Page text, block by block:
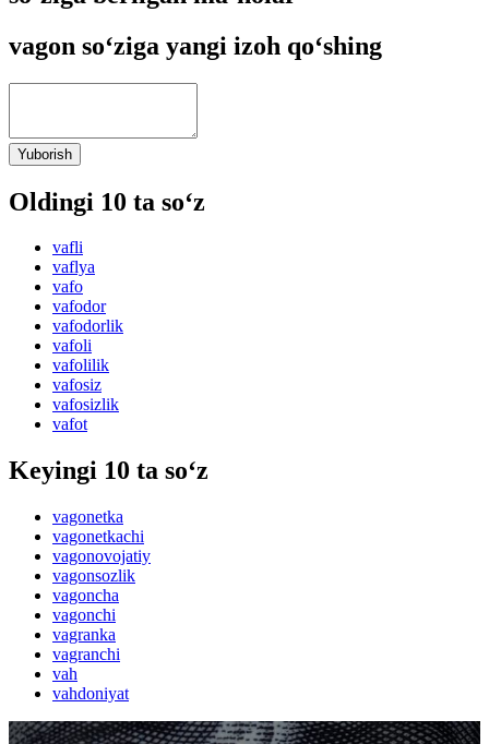
vagon so‘ziga yangi izoh qo‘shing
Yuborish
Oldingi 10 ta so‘z
vafli
vaflya
vafo
vafodor
vafodorlik
vafoli
vafolilik
vafosiz
vafosizlik
vafot
Keyingi 10 ta so‘z
vagonetka
vagonetkachi
vagonovojatiy
vagonsozlik
vagoncha
vagonchi
vagranka
vagranchi
vah
vahdoniyat